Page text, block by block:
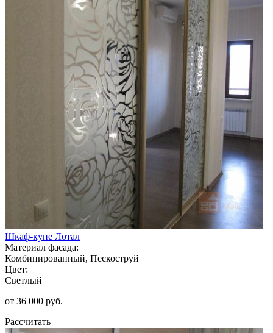
Шкаф-купе Лотал
Материал фасада:
Комбинированный, Пескоструй
Цвет:
Светлый
от 36 000 руб.
Рассчитать